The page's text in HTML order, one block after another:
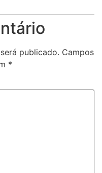
publicado. Campos
*